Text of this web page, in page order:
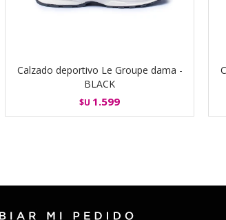
Calzado deportivo Le Groupe dama -
BLACK
$U 1.599